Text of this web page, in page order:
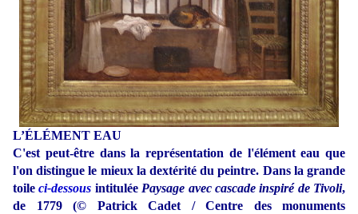
L’ÉLÉMENT EAU
C'est peut-être dans la représentation de l'élément eau que
l'on distingue le mieux la dextérité du peintre. Dans la grande
toileci-dessous intitulée Paysage avec cascade inspiré de Tivoli,
de 1779 (© Patrick Cadet / Centre des monuments